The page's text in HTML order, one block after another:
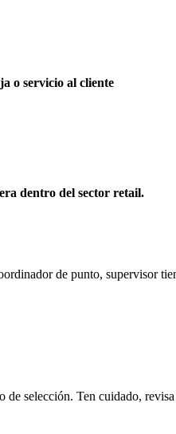
o servicio al cliente
dentro del sector retail.
de punto, supervisor
selección. Ten cuidado,